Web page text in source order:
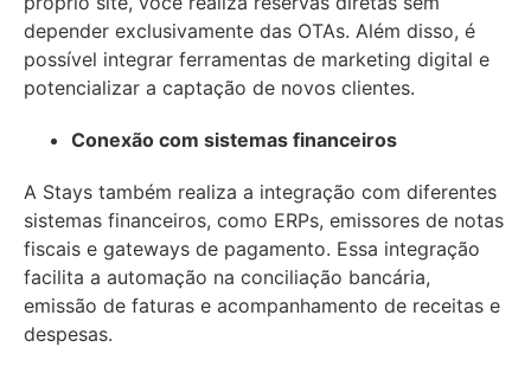
depender exclusivamente das OTAs. Além disso, é
possível integrar ferramentas de marketing digital e
potencializar a captação de novos clientes.
Conexão com sistemas financeiros
A Stays também realiza a integração com diferentes
sistemas financeiros, como ERPs, emissores de notas
fiscais e gateways de pagamento. Essa integração
facilita a automação na conciliação bancária,
emissão de faturas e acompanhamento de receitas e
despesas.